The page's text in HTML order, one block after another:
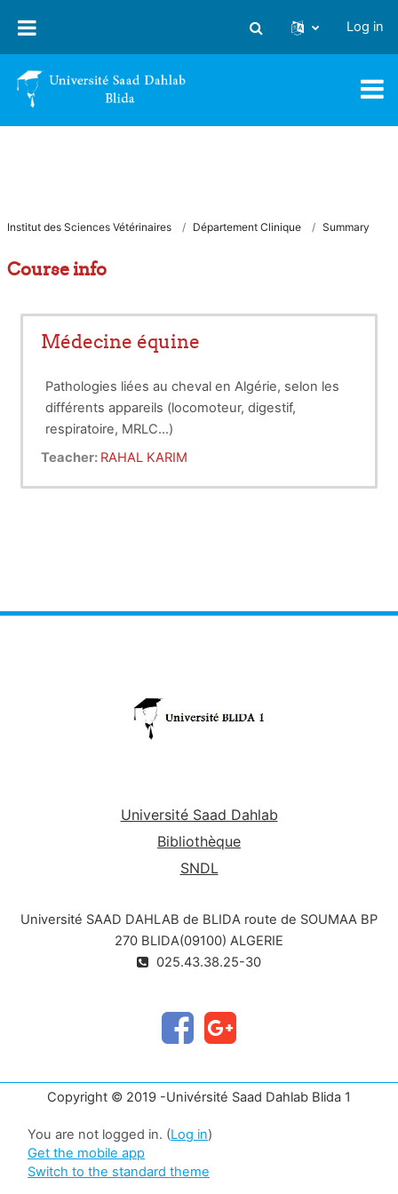
Toggle search input
Log in
Institut des Sciences Vétérinaires Département Clinique Summary
Course info
Médecine équine
Pathologies liées au cheval en Algérie, selon les
différents appareils (locomoteur, digestif,
respiratoire, MRLC...)
Teacher: RAHAL KARIM
Université Saad Dahlab
Bibliothèque
SNDL
Université SAAD DAHLAB de BLIDA route de SOUMAA BP
270 BLIDA(09100) ALGERIE
025.43.38.25-30
Copyright © 2019 -Univérsité Saad Dahlab Blida 1
You are not logged in. (Log in)
Get the mobile app
Switch to the standard theme